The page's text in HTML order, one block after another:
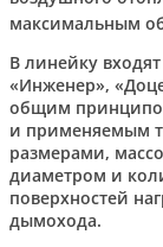
максимальным
В линейку
«Инженер»,
общим
и применяемым
размерами,
диаметром и
поверхностей
дымохода.